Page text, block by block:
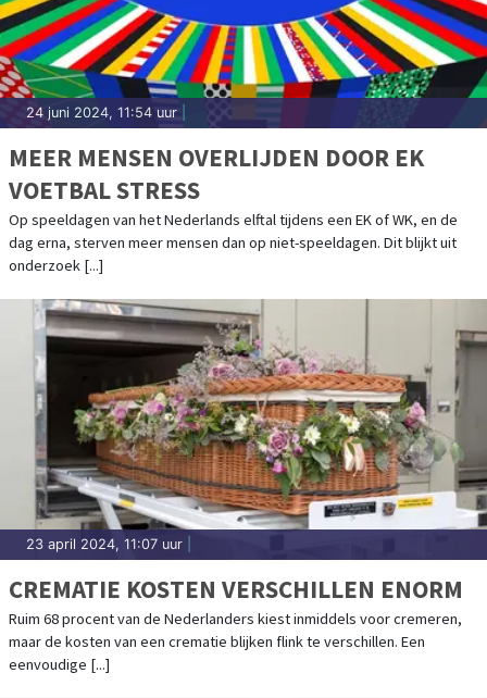
24 juni 2024, 11:54 uur
MEER MENSEN OVERLIJDEN DOOR EK
VOETBAL STRESS
Op speeldagen van het Nederlands elftal tijdens een EK of WK, en de
dag erna, sterven meer mensen dan op niet-speeldagen. Dit blijkt uit
onderzoek [...]
23 april 2024, 11:07 uur
CREMATIE KOSTEN VERSCHILLEN ENORM
Ruim 68 procent van de Nederlanders kiest inmiddels voor cremeren,
maar de kosten van een crematie blijken flink te verschillen. Een
eenvoudige [...]